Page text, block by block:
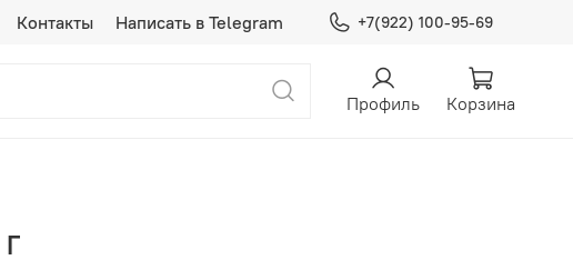
Контакты Написать в Telegram +7(922) 100-95-69
Профиль Корзина